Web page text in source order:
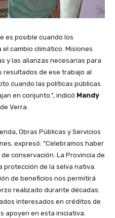
es posible cuando los
cambio climático. Misiones
y las alianzas necesarias para
resultados de ese trabajo al
cuando las políticas públicas
en conjunto.”, indicó Mandy
Verra.
Obras Públicas y Servicios
expresó: “Celebramos haber
conservación. La Provincia de
protección de la selva nativa.
de beneficios nos permitirá
realizado durante décadas.
interesados ​​en créditos de
apoyen en esta iniciativa.